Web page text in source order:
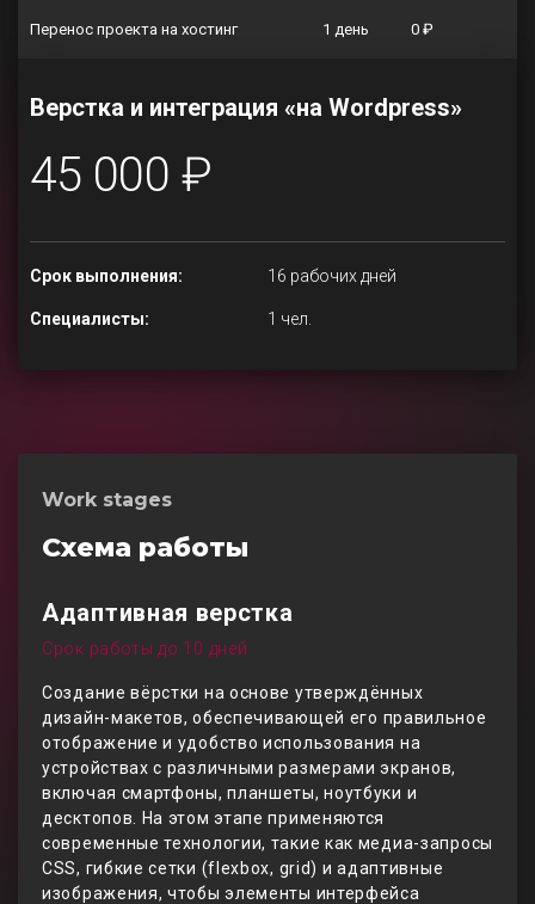
Перенос проекта на хостинг 1 день 0 ₽
Верстка и интеграция «на Wordpress»
45 000 ₽
Срок выполнения: 16 рабочих дней
Специалисты: 1 чел.
Work stages
Схема работы
Адаптивная верстка
Срок работы до 10 дней
Создание вёрстки на основе утверждённых
дизайн-макетов, обеспечивающей его правильное
отображение и удобство использования на
устройствах с различными размерами экранов,
включая смартфоны, планшеты, ноутбуки и
десктопов. На этом этапе применяются
современные технологии, такие как медиа-запросы
CSS, гибкие сетки (flexbox, grid) и адаптивные
изображения, чтобы элементы интерфейса